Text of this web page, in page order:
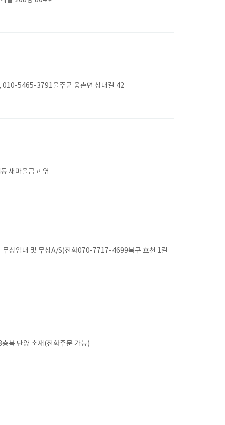
010-5465-3791울주군 웅촌면 상대길 42
새마을금고 옆
무상임대 및 무상A/S)전화070-7717-4699북구 효천 1길
북 단양 소재(전화주문 가능)